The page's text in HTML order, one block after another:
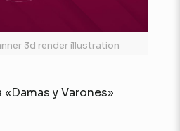
3d render illustration
y Varones»